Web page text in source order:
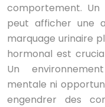
comportement.
peut afficher une
marquage urinaire
hormonal est
Un
mentale ni
engendrer des